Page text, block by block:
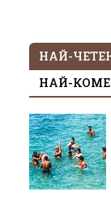
НАЙ-
НАЙ-